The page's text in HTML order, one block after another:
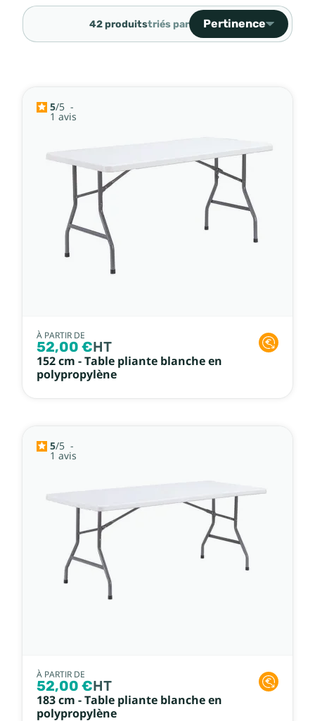
42 produitstriés par Pertinence
Prix, croissant
Prix, décroissant
Référence, A à Z
Référence, Z à A
5/5 -
1 avis
À PARTIR DE
52,00 €HT
152 cm - Table pliante blanche en
polypropylène
5/5 -
1 avis
À PARTIR DE
52,00 €HT
183 cm - Table pliante blanche en
polypropylène